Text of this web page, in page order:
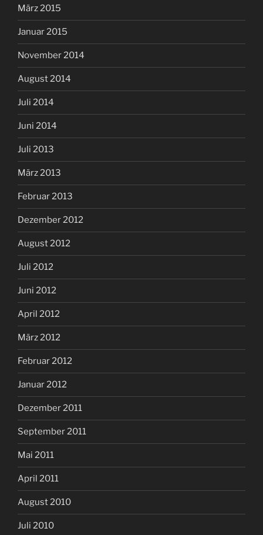
März 2015
Januar 2015
November 2014
August 2014
Juli 2014
Juni 2014
Juli 2013
März 2013
Februar 2013
Dezember 2012
August 2012
Juli 2012
Juni 2012
April 2012
März 2012
Februar 2012
Januar 2012
Dezember 2011
September 2011
Mai 2011
April 2011
August 2010
Juli 2010